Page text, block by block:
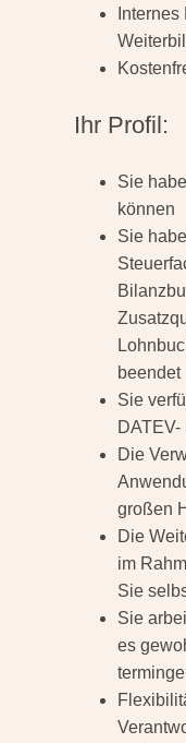
Ihr Profil:
Sie
können
Sie
beendet
Sie
Die
großen
Die
im
Sie
Sie
es